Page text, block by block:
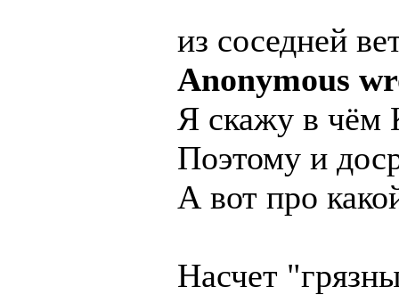
из соседней
Anonymous
Я скажу в чём
Поэтому и
А вот про
Насчет